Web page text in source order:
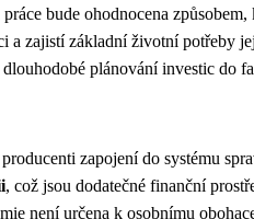
bude ohodnocena
a zajistí základní životní potřeby
plánování investic do
zapojení do systému
, což jsou dodatečné finanční
není určena k osobnímu